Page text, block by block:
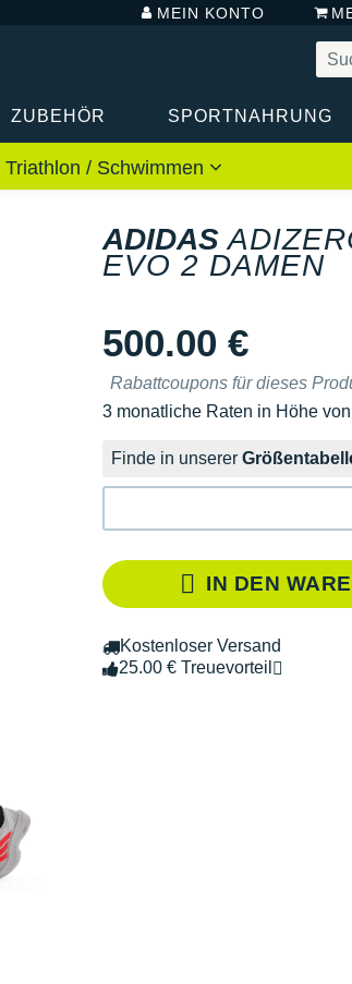
MEIN KONTO
ZUBEHÖR SPORTNAHRUNG
Triathlon / Schwimmen
ADIDAS
EVO 2 DAMEN
500.00 €
Rabattcoupons für dieses
3 monatliche Raten in Höhe von
Ohne Zusatzkosten
Finde in unserer
IN DEN
Kostenloser Versand
25.00 € Treuevorteil